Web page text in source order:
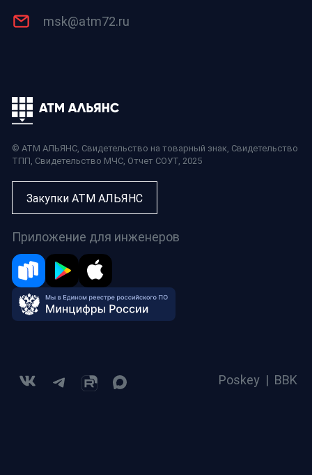
msk@atm72.ru
© АТМ АЛЬЯНС, Свидетельство на товарный знак, Свидетельство
ТПП, Свидетельство МЧС, Отчет СОУТ, 2025
Закупки АТМ АЛЬЯНС
Приложение для инженеров
Poskey | BBK